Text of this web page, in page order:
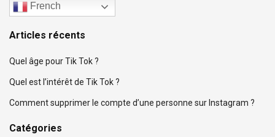
French
Articles récents
Quel âge pour Tik Tok ?
Quel est l’intérêt de Tik Tok ?
Comment supprimer le compte d’une personne sur Instagram ?
Catégories